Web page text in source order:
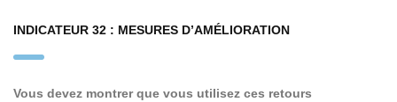
INDICATEUR 32 : MESURES D’AMÉLIORATION
Vous devez montrer que vous utilisez ces retours